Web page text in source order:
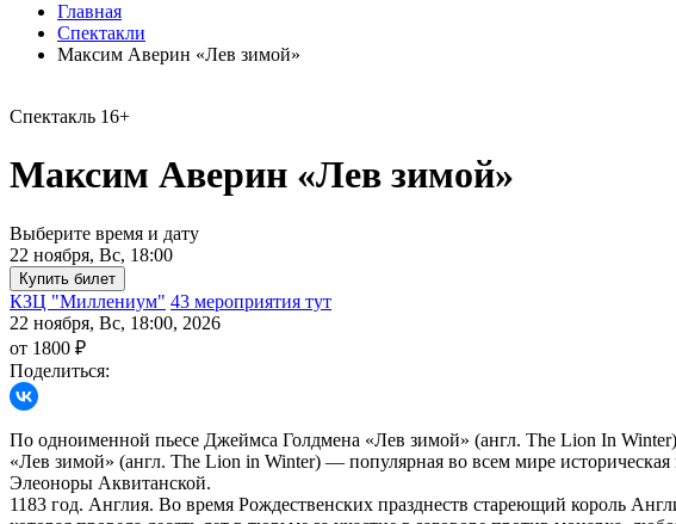
Главная
Спектакли
Максим Аверин «Лев зимой»
Спектакль 16+
Максим Аверин «Лев зимой»
Выберите время и дату
22 ноября, Вс, 18:00
КЗЦ "Миллениум" 43 мероприятия тут
22 ноября, Вс, 18:00, 2026
от 1800 ₽
Поделиться:
По одноименной пьесе Джеймса Голдмена «Лев зимой» (англ. The Lion In Winter)
«Лев зимой» (англ. The Lion in Winter) — популярная во всем мире
Элеоноры Аквитанской.
1183 год. Англия. Во время Рождественских празднеств стареющий король